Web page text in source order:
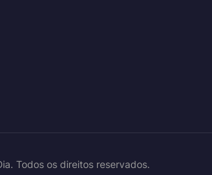
Todos os direitos reservados.